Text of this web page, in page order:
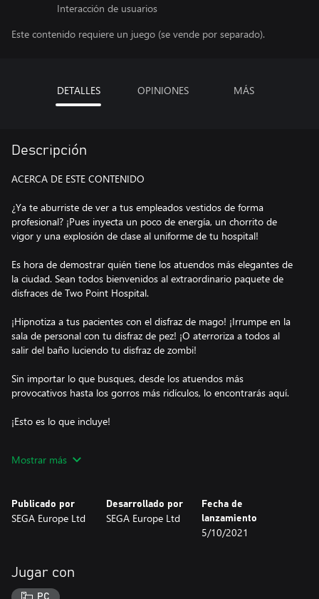
Interacción de usuarios
Este contenido requiere un juego (se vende por separado).
DETALLES OPINIONES MÁS
Descripción
ACERCA DE ESTE CONTENIDO
¿Ya te aburriste de ver a tus empleados vestidos de forma
profesional? ¡Pues inyecta un poco de energía, un chorrito de
vigor y una explosión de clase al uniforme de tu hospital!
Es hora de demostrar quién tiene los atuendos más elegantes de
la ciudad. Sean todos bienvenidos al extraordinario paquete de
disfraces de Two Point Hospital.
¡Hipnotiza a tus pacientes con el disfraz de mago! ¡Irrumpe en la
sala de personal con tu disfraz de pez! ¡O aterroriza a todos al
salir del baño luciendo tu disfraz de zombi!
Sin importar lo que busques, desde los atuendos más
provocativos hasta los gorros más ridículos, lo encontrarás aquí.
¡Esto es lo que incluye!
Lobo de mar
Elegancia sesentera
Chal disco
Traje de pingüino
Accesorios para la cabeza:
Mostrar más
Publicado por
SEGA Europe Ltd
Desarrollado por
SEGA Europe Ltd
Fecha de
lanzamiento
5/10/2021
Jugar con